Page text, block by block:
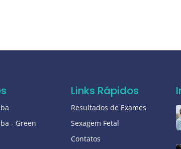
- Green
Links Rápidos
Resultados de Exames
Sexagem Fetal
Contatos